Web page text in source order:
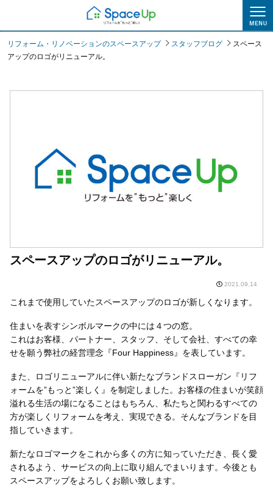
スタッフブログ
リフォーム・リノベーションのスペースアップ スタッフブログ
スペース
アップのロゴがリニューアル。
スペースアップのロゴがリニューアル。
2021.09.14
これまで使用していたスペースアップのロゴが新しくなります。
住まいを表すシンボルマークの中には４つの窓。
これはお客様、パートナー、スタッフ、そして会社、すべての幸
せを願う弊社の経営理念『Four Happiness』を表しています。
また、ロゴリニューアルに伴い新たなブランドスローガン『リフ
ォームを”もっと”楽しく』を制定しました。お客様の住まいが笑顔
溢れる生活の場になることはもちろん、私たちと関わるすべての
方が楽しくリフォームを考え、実現できる。そんなブランドを目
指していきます。
新たなロゴマークをこれから多くの方に知っていただき、長く愛
されるよう、サービスの向上に取り組んでまいります。今後とも
スペースアップをよろしくお願い致します。